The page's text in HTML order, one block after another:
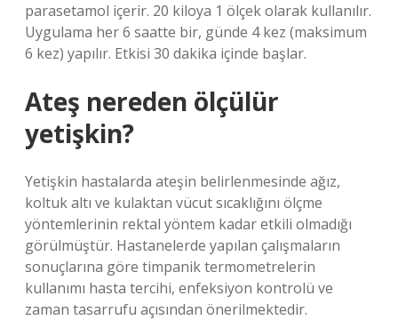
parasetamol içerir. 20 kiloya 1 ölçek olarak kullanılır.
Uygulama her 6 saatte bir, günde 4 kez (maksimum
6 kez) yapılır. Etkisi 30 dakika içinde başlar.
Ateş nereden ölçülür
yetişkin?
Yetişkin hastalarda ateşin belirlenmesinde ağız,
koltuk altı ve kulaktan vücut sıcaklığını ölçme
yöntemlerinin rektal yöntem kadar etkili olmadığı
görülmüştür. Hastanelerde yapılan çalışmaların
sonuçlarına göre timpanik termometrelerin
kullanımı hasta tercihi, enfeksiyon kontrolü ve
zaman tasarrufu açısından önerilmektedir.